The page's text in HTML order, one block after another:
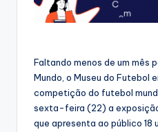
Faltando menos de um mês
Mundo, o Museu do Futebol
competição do futebol
sexta-feira (22) a
que apresenta ao público 18